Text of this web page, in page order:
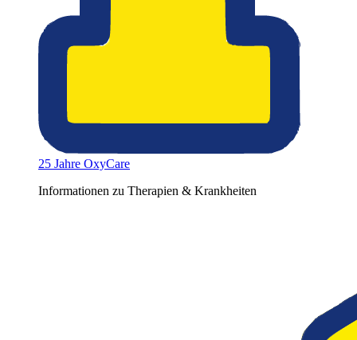
25 Jahre OxyCare
Informationen zu Therapien & Krankheiten